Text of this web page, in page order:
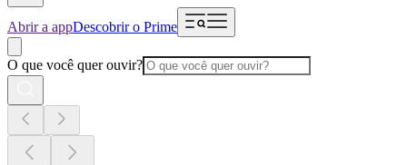
Abrir a appDescobrir o Prime
O que você quer ouvir?